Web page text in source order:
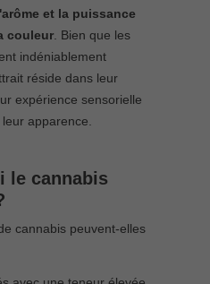
et la puissance
couleur . Bien que les
indéniablement
réside dans leur
expérience sensorielle
apparence.
le cannabis
cannabis peuvent-elles